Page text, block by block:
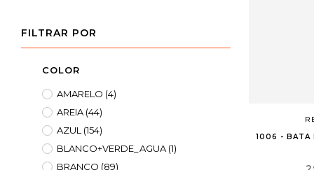
FILTRAR POR
COLOR
AMARELO (4)
AREIA (44)
AZUL (154)
BLANCO+VERDE_AGUA(1)
BRANCO (89)
1006 - BATA
add_circle_outline